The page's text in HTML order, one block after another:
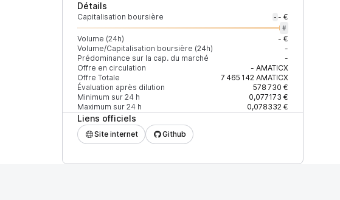
Détails
Capitalisation boursière - - €
#
Volume (24h)
- €
Volume/Capitalisation boursière (24h)
-
Prédominance sur la cap. du marché
-
Offre en circulation
- AMATICX
Offre Totale
7 465 142AMATICX
Évaluation après dilution
578 730 €
Minimum sur 24 h
0,077173 €
Maximum sur 24 h
0,078332 €
Liens officiels
Site internet Github